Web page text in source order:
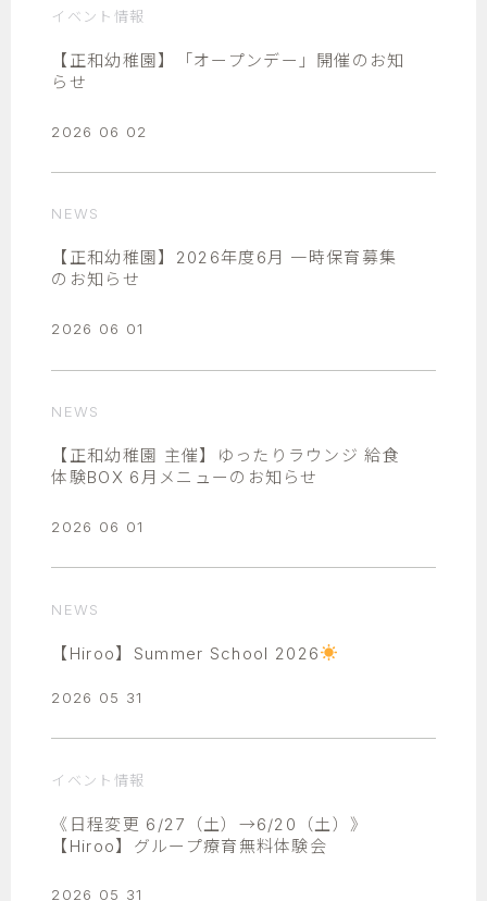
イベント情報
【正和幼稚園】「オープンデー」開催のお知
らせ
2026 06 02
NEWS
【正和幼稚園】2026年度6月 一時保育募集
のお知らせ
2026 06 01
NEWS
【正和幼稚園 主催】ゆったりラウンジ 給食
体験BOX 6月メニューのお知らせ
2026 06 01
NEWS
【Hiroo】Summer School 2026
2026 05 31
イベント情報
《日程変更 6/27（土）→6/20（土）》
【Hiroo】グループ療育無料体験会
2026 05 31